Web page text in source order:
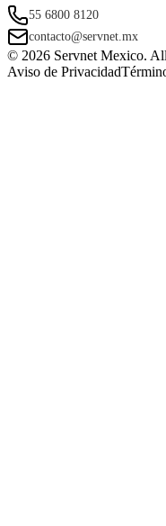
55 6800 8120
contacto@servnet.mx
© 2026 Servnet Mexico.
Aviso de Privacidad